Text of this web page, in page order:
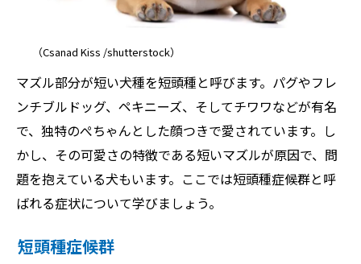
（Csanad Kiss /shutterstock）
マズル部分が短い犬種を短頭種と呼びます。パグやフレ
ンチブルドッグ、ペキニーズ、そしてチワワなどが有名
で、独特のぺちゃんとした顔つきで愛されています。し
かし、その可愛さの特徴である短いマズルが原因で、問
題を抱えている犬もいます。ここでは短頭種症候群と呼
ばれる症状について学びましょう。
短頭種症候群